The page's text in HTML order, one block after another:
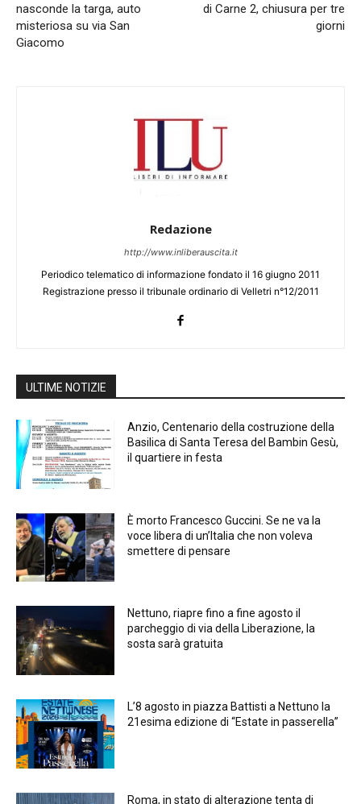
nasconde la targa, auto
misteriosa su via San
Giacomo
di Carne 2, chiusura per tre
giorni
Redazione
http://www.inliberauscita.it
Periodico telematico di informazione fondato il 16 giugno 2011
Registrazione presso il tribunale ordinario di Velletri n°12/2011
ULTIME NOTIZIE
Anzio, Centenario della costruzione della
Basilica di Santa Teresa del Bambin Gesù,
il quartiere in festa
È morto Francesco Guccini. Se ne va la
voce libera di un’Italia che non voleva
smettere di pensare
Nettuno, riapre fino a fine agosto il
parcheggio di via della Liberazione, la
sosta sarà gratuita
L’8 agosto in piazza Battisti a Nettuno la
21esima edizione di “Estate in passerella”
Roma, in stato di alterazione tenta di